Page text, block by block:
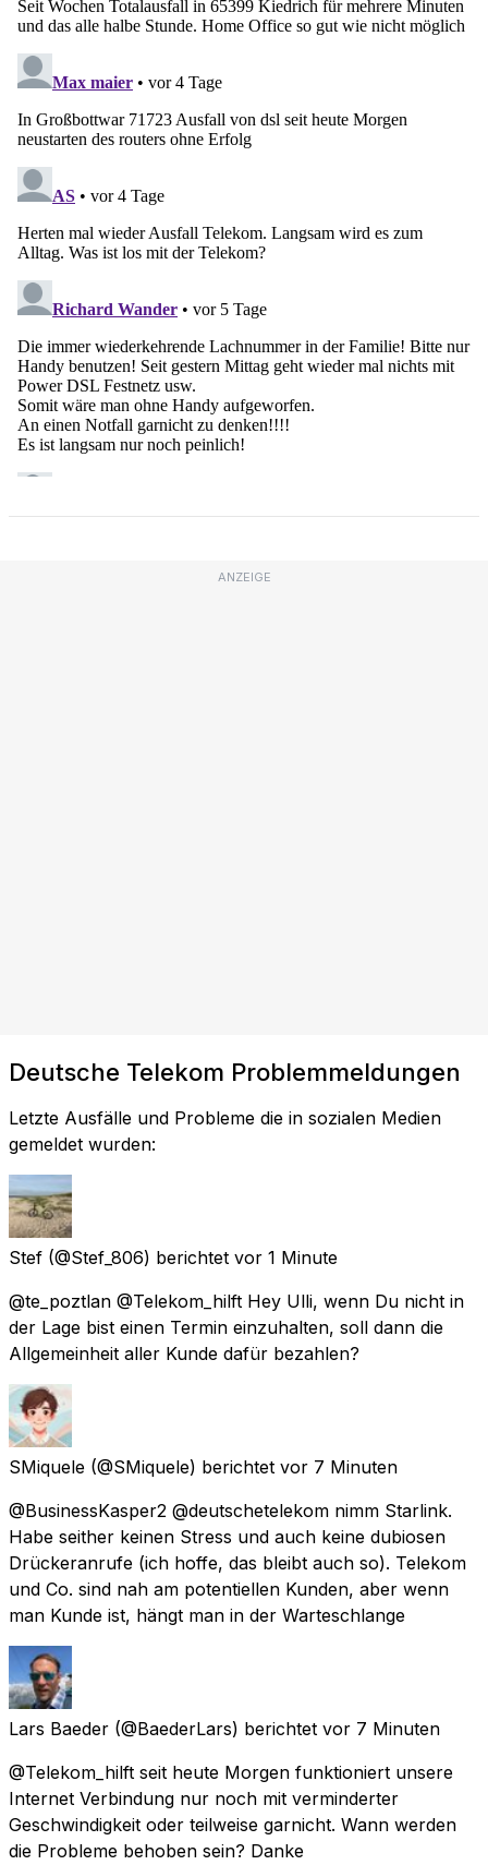
ANZEIGE
Deutsche Telekom Problemmeldungen
Letzte Ausfälle und Probleme die in sozialen Medien
gemeldet wurden:
Stef (@Stef_806) berichtet vor 1 Minute
@te_poztlan @Telekom_hilft Hey Ulli, wenn Du nicht in
der Lage bist einen Termin einzuhalten, soll dann die
Allgemeinheit aller Kunde dafür bezahlen?
SMiquele (@SMiquele) berichtet vor 7 Minuten
@BusinessKasper2 @deutschetelekom nimm Starlink.
Habe seither keinen Stress und auch keine dubiosen
Drückeranrufe (ich hoffe, das bleibt auch so). Telekom
und Co. sind nah am potentiellen Kunden, aber wenn
man Kunde ist, hängt man in der Warteschlange
Lars Baeder (@BaederLars) berichtet vor 7 Minuten
@Telekom_hilft seit heute Morgen funktioniert unsere
Internet Verbindung nur noch mit verminderter
Geschwindigkeit oder teilweise garnicht. Wann werden
die Probleme behoben sein? Danke